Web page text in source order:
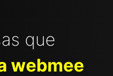
que
webmee